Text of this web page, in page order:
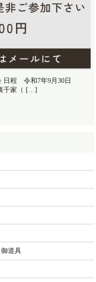
日程 令和7年9月30日
千家（ […]
道具